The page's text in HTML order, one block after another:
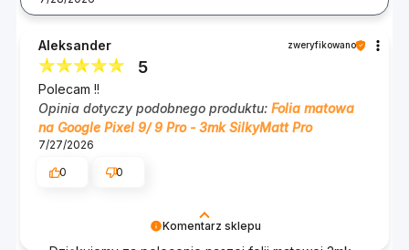
Komentarz sklepu
Aleksander zweryfikowano
5
Polecam !!
Opinia dotyczy podobnego produktu: Folia matowa
na Google Pixel 9/ 9 Pro - 3mk SilkyMatt Pro
7/27/2026
0
0